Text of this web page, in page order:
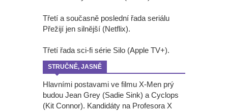
Třetí a současně poslední řada seriálu
Přežijí jen silnější (Netflix).
Třetí řada sci-fi série Silo (Apple TV+).
STRUČNĚ, JASNĚ
Hlavními postavami ve filmu X-Men prý
budou Jean Grey (Sadie Sink) a Cyclops
(Kit Connor). Kandidáty na Profesora X